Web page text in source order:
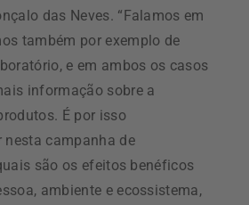
das Neves. “Falamos em
também por exemplo de
e em ambos os casos
informação sobre a
É por isso
nesta campanha de
são os efeitos benéficos
ambiente e ecossistema,